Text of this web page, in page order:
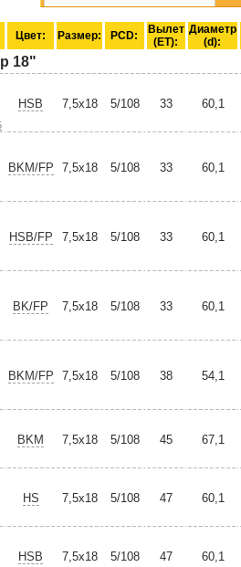
Цвет: Размер: PCD:
Вылет
(ET):
Диаметр
(d):
18"
HSB 7,5x18 5/108 33 60,1
BKM/FP 7,5x18 5/108 33 60,1
HSB/FP 7,5x18 5/108 33 60,1
BK/FP 7,5x18 5/108 33 60,1
BKM/FP 7,5x18 5/108 38 54,1
BKM 7,5x18 5/108 45 67,1
HS 7,5x18 5/108 47 60,1
HSB 7,5x18 5/108 47 60,1